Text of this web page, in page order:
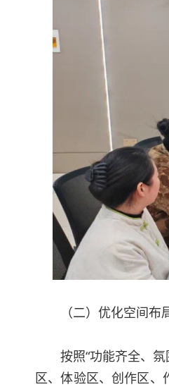
（二）优化空间
按照“功能齐全、
区、体验区、创作区、